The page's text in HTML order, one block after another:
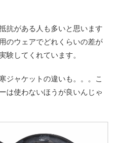
抗がある人も多いと思います
のウェアでどれくらいの差が
験してくれています。
ジャケットの違いも。。。こ
は使わないほうが良いんじゃ